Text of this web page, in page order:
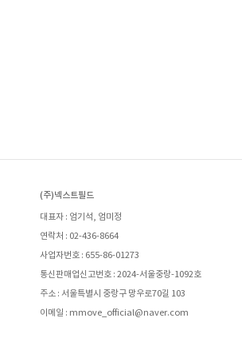
(주)넥스트필드
대표자 : 엄기석, 엄미정
연락처 : 02-436-8664
사업자번호 : 655-86-01273
통신판매업신고번호 : 2024-서울중랑-1092호
주소 : 서울특별시 중랑구 망우로70길 103
이메일 : mmove_official@naver.com